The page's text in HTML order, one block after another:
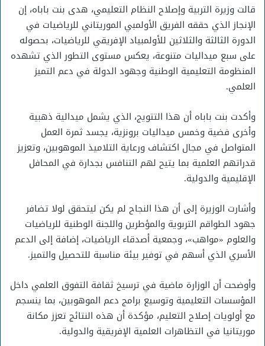
قالت وزيرة التربية وإصلاح النظام التعليمي، هدى بنت باباه، إن
الإنجاز الذي حققه الفريق الأولمبي الموريتاني للرياضيات في
الدورة الثالثة والثلاثين للأولمبياد الإفريقي للرياضيات، بحصوله
على سبع ميداليات متنوعة، يعكس مستوى التطور الذي تشهده
المنظومة التعليمية الوطنية وجهود الدولة في دعم التميز
العلمي.
وأكدت بنت باباه أن هذا التتويج، الذي يشمل ميدالية ذهبية
وأخرى فضية وخمس ميداليات برونزية، يجسد ثمرة العمل
المتواصل في مجال اكتشاف ورعاية التلاميذ الموهوبين، وتعزيز
قدراتهم العلمية بما يتيح لهم التنافس بجدارة في المحافل
الإقليمية والدولية.
وأشارت الوزيرة إلى أن هذا النجاح لم يكن ليتحقق لولا تضافر
جهود الطواقم التربوية والمؤطرين واللجنة الوطنية للرياضيات
والعلوم «مواهب»، وجمعية أصدقاء الرياضيات، إضافة إلى الدعم
الأسري الذي أسهم في توفير بيئة مناسبة للتحصيل والتميز.
وأوضحت أن الوزارة ماضية في ترسيخ ثقافة التفوق العلمي داخل
المؤسسات التعليمية وتوسيع برامج دعم الموهوبين، بما ينسجم
مع أولويات إصلاح التعليم، مؤكدة أن هذه النتائج تعزز مكانة
موريتانيا في التظاهرات العلمية الإفريقية والدولية.